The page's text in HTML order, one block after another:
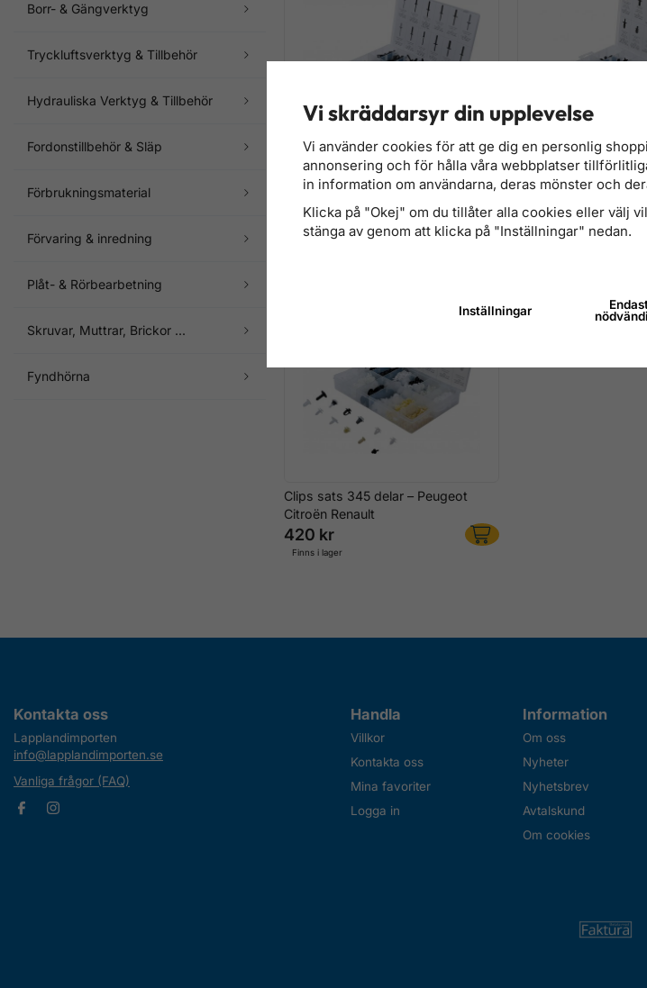
Borr- & Gängverktyg
Tryckluftsverktyg & Tillbehör
Hydrauliska Verktyg & Tillbehör
Fordonstillbehör & Släp
Förbrukningsmaterial
Förvaring & inredning
Plåt- & Rörbearbetning
Skruvar, Muttrar, Brickor ...
Fyndhörna
Plastnitar sats 235 delar – GM, VW,
Ford, BMW & Chrysler
600 kr
Finns i lager
Expanderclips sats
Audi Volvo Ford
468 kr
Finns i lager
Clips sats 345 delar – Peugeot
Citroën Renault
420 kr
Finns i lager
Kontakta oss
Lapplandimporten
info@lapplandimporten.se
Vanliga frågor (FAQ)
Handla
Villkor
Kontakta oss
Mina favoriter
Logga in
Information
Om oss
Nyheter
Nyhetsbrev
Avtalskund
Om cookies
Vi skräddarsyr din upplevelse
Vi använder cookies för att ge dig en personlig
annonsering och för hålla våra webbplatser
in information om användarna, deras mönster och
Klicka på "Okej" om du tillåter alla cookies eller välj
stänga av genom att klicka på "Inställningar" nedan.
Inställningar